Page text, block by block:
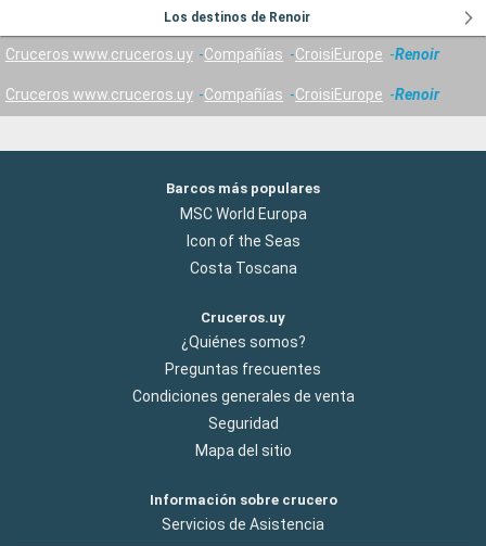
Los destinos de Renoir
Cruceros www.cruceros.uy Compañías CroisiEurope Renoir
Cruceros www.cruceros.uy Compañías CroisiEurope Renoir
Barcos más populares
MSC World Europa
Icon of the Seas
Costa Toscana
Cruceros.uy
¿Quiénes somos?
Preguntas frecuentes
Condiciones generales de venta
Seguridad
Mapa del sitio
Información sobre crucero
Servicios de Asistencia